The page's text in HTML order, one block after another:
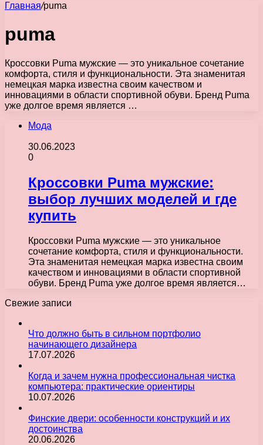
Главная/puma
puma
Кроссовки Puma мужские — это уникальное сочетание
комфорта, стиля и функциональности. Эта знаменитая
немецкая марка известна своим качеством и
инновациями в области спортивной обуви. Бренд Puma
уже долгое время является …
Мода
30.06.2023
0
Кроссовки Puma мужские:
выбор лучших моделей и где
купить
Кроссовки Puma мужские — это уникальное
сочетание комфорта, стиля и функциональности.
Эта знаменитая немецкая марка известна своим
качеством и инновациями в области спортивной
обуви. Бренд Puma уже долгое время является…
Свежие записи
Что должно быть в сильном портфолио
начинающего дизайнера
17.07.2026
Когда и зачем нужна профессиональная чистка
компьютера: практические ориентиры
10.07.2026
Финские двери: особенности конструкций и их
достоинства
20.06.2026